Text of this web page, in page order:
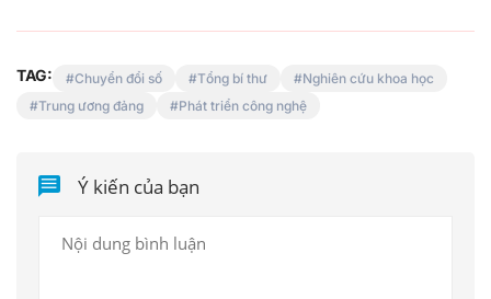
TAG: Chuyển đổi số Tổng bí thư
Nghiên cứu khoa học
Trung ương đảng
Phát triển công nghệ
Ý kiến của bạn